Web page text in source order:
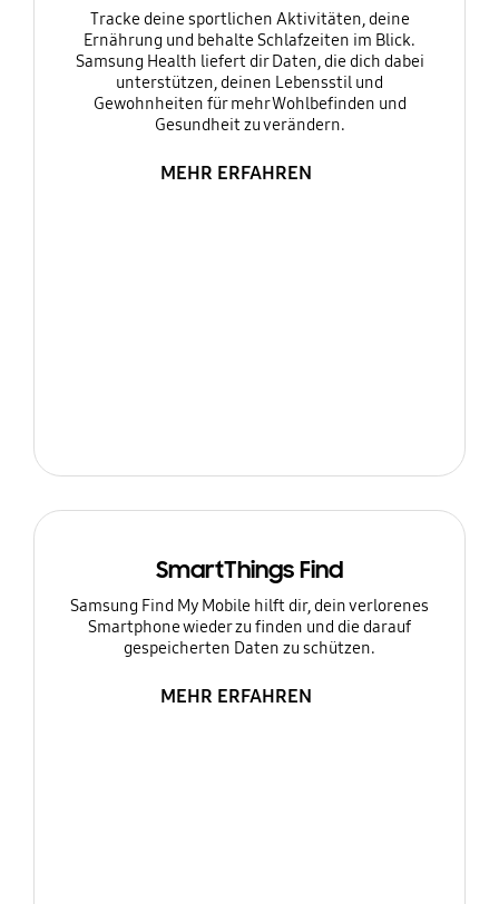
Tracke deine sportlichen Aktivitäten, deine
Ernährung und behalte Schlafzeiten im Blick.
Samsung Health liefert dir Daten, die dich dabei
unterstützen, deinen Lebensstil und
Gewohnheiten für mehr Wohlbefinden und
Gesundheit zu verändern.
MEHR ERFAHREN
SmartThings Find
Samsung Find My Mobile hilft dir, dein verlorenes
Smartphone wieder zu finden und die darauf
gespeicherten Daten zu schützen.
MEHR ERFAHREN